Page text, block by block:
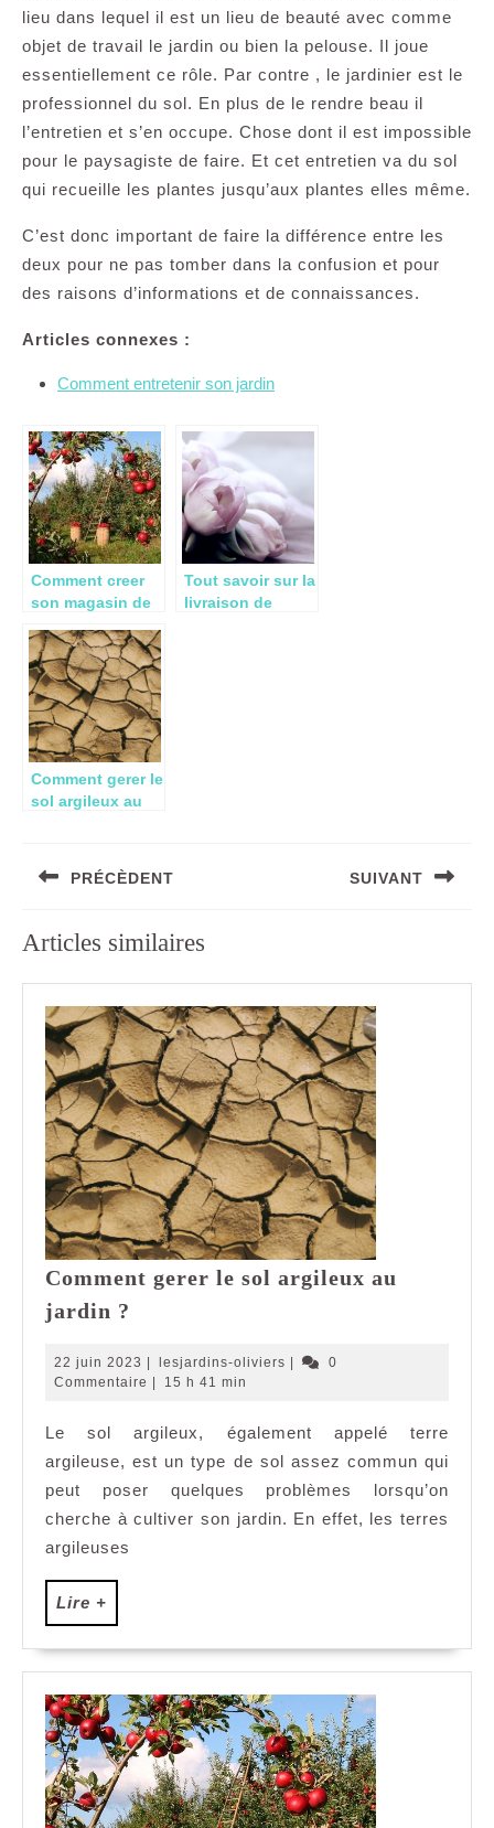
lieu dans lequel il est un lieu de beauté avec comme
objet de travail le jardin ou bien la pelouse. Il joue
essentiellement ce rôle. Par contre , le jardinier est le
professionnel du sol. En plus de le rendre beau il
l’entretien et s’en occupe. Chose dont il est impossible
pour le paysagiste de faire. Et cet entretien va du sol
qui recueille les plantes jusqu’aux plantes elles même.
C’est donc important de faire la différence entre les
deux pour ne pas tomber dans la confusion et pour
des raisons d’informations et de connaissances.
Articles connexes :
Comment entretenir son jardin
Comment creer
son magasin de
ferme ?
Tout savoir sur la
livraison de
Comment gerer le
sol argileux au
de
PRÉCÈDENT
post:
SUIVANT
Articles similaires
Comment gerer le sol argileux au
jardin ?
le
sol
au
jardin
?
22 juin 2023 22
juin
lesjardins-oliviers lesjardins-
0
Commentaire
15 h 41 min
Le sol argileux, également appelé terre
argileuse, est un type de sol assez commun qui
peut poser quelques problèmes lorsqu’on
cherche à cultiver son jardin. En effet, les terres
argileuses
Lire +
+